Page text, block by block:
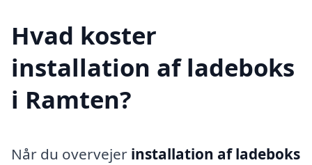
Hvad koster
installation af ladeboks
i Ramten?
Når du overvejer installation af ladeboks